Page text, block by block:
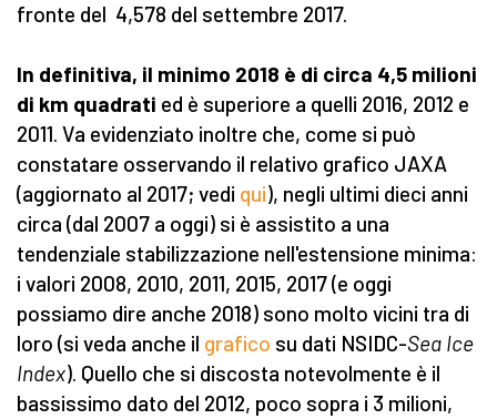
fronte del 4,578 del settembre 2017.
In definitiva, il minimo 2018 è di circa 4,5 milioni
di km quadrati ed è superiore a quelli 2016, 2012 e
2011. Va evidenziato inoltre che, come si può
constatare osservando il relativo grafico JAXA
(aggiornato al 2017; vedi qui), negli ultimi dieci anni
circa (dal 2007 a oggi) si è assistito a una
tendenziale stabilizzazione nell'estensione minima:
i valori 2008, 2010, 2011, 2015, 2017 (e oggi
possiamo dire anche 2018) sono molto vicini tra di
loro (si veda anche il grafico su dati NSIDC-Sea Ice
Index). Quello che si discosta notevolmente è il
bassissimo dato del 2012, poco sopra i 3 milioni,